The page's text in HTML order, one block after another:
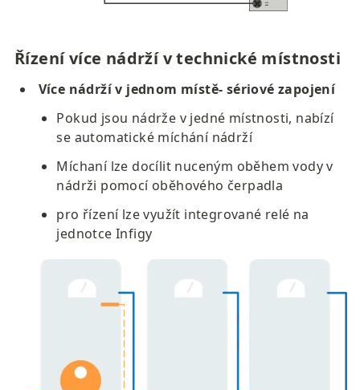
Řízení více nádrží v technické místnosti
Více nádrží v jednom místě- sériové zapojení
Pokud jsou nádrže v jedné místnosti, nabízí
se automatické míchání nádrží
Míchaní lze docílit nuceným oběhem vody v
nádrži pomocí oběhového čerpadla
pro řízení lze využít integrované relé na
jednotce Infigy